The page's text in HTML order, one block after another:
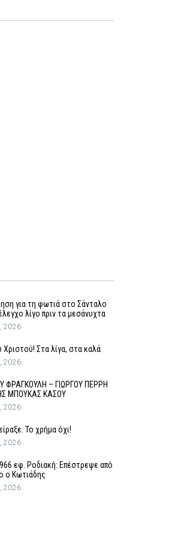
για τη φωτιά στο Σάνταλο
λίγο πριν τα μεσάνυχτα
2026
Χριστού! Στα λίγα, στα καλά
2026
ΦΡΑΓΚΟΥΛΗ – ΓΙΩΡΓΟΥ ΠΕΡΡΗ
ΜΠΟΥΚΑΣ ΚΑΣΟΥ
2026
Το χρήμα όχι!
2026
εφ. Ροδιακή: Επέστρεψε από
ο Κωτιάδης
2026